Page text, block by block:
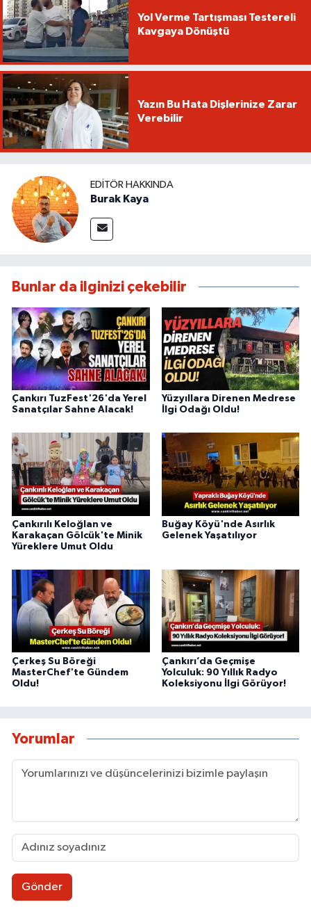
Yol Verme Tartışması Testereli
Kavgaya Dönüştü
Yazın Bu Hata Dişlerinize Zarar
Verebilir
EDITÖR HAKKINDA
Burak Kaya
Bunlar da ilginizi çekebilir
Çankırı TuzFest'26'da Yerel
Sanatçılar Sahne Alacak!
Yüzyıllara Direnen Medrese
İlgi Odağı Oldu!
Çankırılı Keloğlan ve
Karakaçan Gölcük'te Minik
Yüreklere Umut Oldu
Buğay Köyü'nde Asırlık
Gelenek Yaşatılıyor
Çerkeş Su Böreği
MasterChef'te Gündem
Oldu!
Çankırı’da Geçmişe
Yolculuk: 90 Yıllık Radyo
Koleksiyonu İlgi Görüyor!
Yorumlar
Gönder